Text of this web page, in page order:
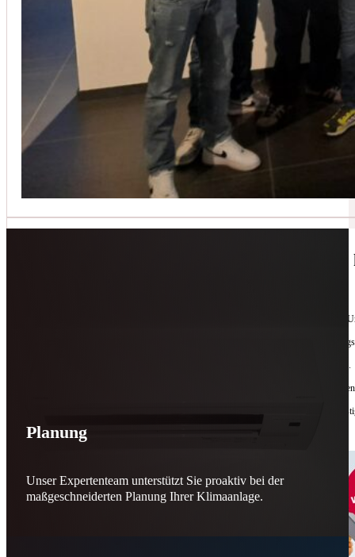
🔧 Geräte-Retter-Prämie – Weil
Manchmal braucht es nur eine zweite Chance. Für Geräte. Für Ressourcen. Für unsere
reparieren wir, was andere
Jede gerettete Maschine zählt. Jeder reparierte Motor wirkt. Jede Entscheidung macht
Reparieren statt wegwerfen. Verantwortung statt Verschwendung. Zukunft statt
Schicker. Wir bringen’s wieder zum Laufen.
Jetzt kontaktieren
Planung
Unser Expertenteam unterstützt Sie proaktiv bei der
maßgeschneiderten Planung Ihrer Klimaanlage.